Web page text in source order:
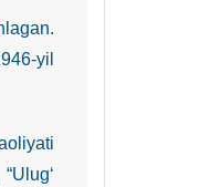
yil